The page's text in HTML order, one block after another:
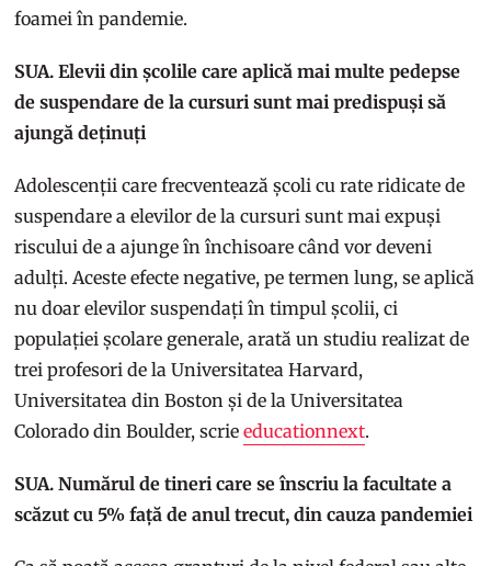
foamei în pandemie.
SUA. Elevii din școlile care aplică mai multe pedepse
de suspendare de la cursuri sunt mai predispuși să
ajungă deținuți
Adolescenții care frecventează școli cu rate ridicate de
suspendare a elevilor de la cursuri sunt mai expuși
riscului de a ajunge în închisoare când vor deveni
adulți. Aceste efecte negative, pe termen lung, se aplică
nu doar elevilor suspendați în timpul școlii, ci
populației școlare generale, arată un studiu realizat de
trei profesori de la Universitatea Harvard,
Universitatea din Boston și de la Universitatea
Colorado din Boulder, scrieeducationnext.
SUA. Numărul de tineri care se înscriu la facultate a
scăzut cu 5% față de anul trecut, din cauza pandemiei